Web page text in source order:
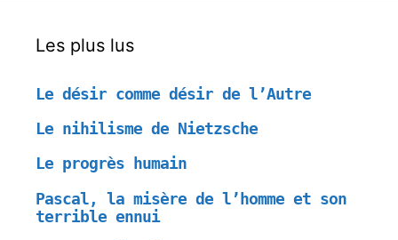
Les plus lus
Le désir comme désir de l’Autre
Le nihilisme de Nietzsche
Le progrès humain
Pascal, la misère de l’homme et son
terrible ennui